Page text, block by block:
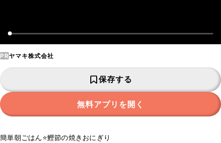
PRヤマキ株式会社
保存する
無料アプリを開く
簡単朝ごはん⭐️鰹節の焼きおにぎり